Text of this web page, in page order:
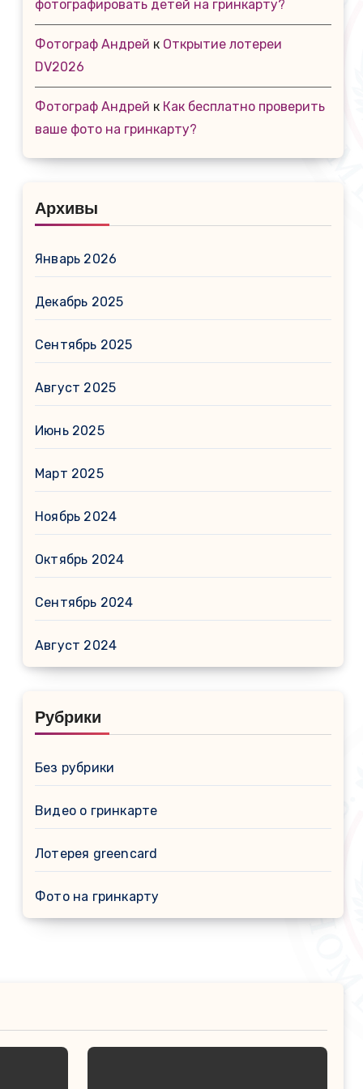
фотографировать детей на гринкарту?
Фотограф Андрей к Открытие лотереи
DV2026
Фотограф Андрей к Как бесплатно проверить
ваше фото на гринкарту?
Архивы
Январь 2026
Декабрь 2025
Сентябрь 2025
Август 2025
Июнь 2025
Март 2025
Ноябрь 2024
Октябрь 2024
Сентябрь 2024
Август 2024
Рубрики
Без рубрики
Видео о гринкарте
Лотерея greencard
Фото на гринкарту